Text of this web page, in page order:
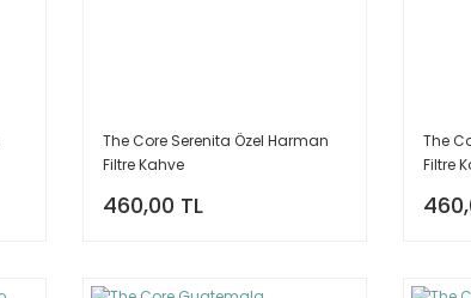
The Core Serenita Özel Harman
Filtre Kahve
460,00 TL
The
Filtre